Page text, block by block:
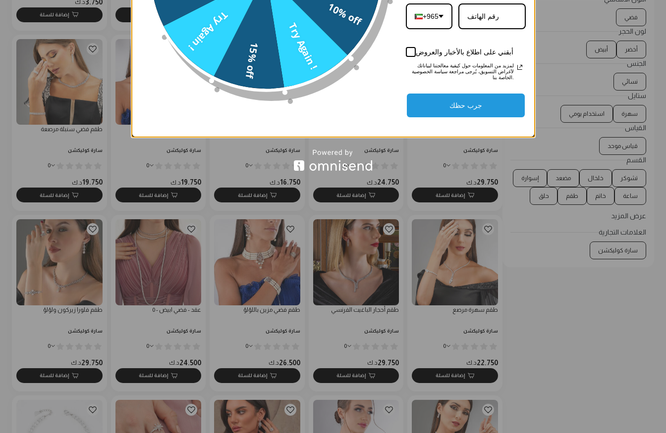
فضي
لون الحجر
أخضر أبيض
الجنس
نسائي
ستايل
سهرة استخدام يومي
القياس
قياس موحد
القسم
تشوكر خلخال مضعد إسوارة
ساعة خاتم طقم حلق
عرض المزيد
العلامات التجارية
سارة كوليكشن
19.750د.ك
إضافة للسلة
19.750 د.ك
إضافة للسلة
19.750 د.ك
إضافة للسلة إضافة للسلة
3.750د.ك
إضافة للسلة
سارة كوليكشن
0
29.750د.ك
إضافة للسلة
سارة كوليكشن
0
24.750د.ك
إضافة للسلة
سارة كوليكشن
0
16.750د.ك
إضافة للسلة
سارة كوليكشن
0
19.750د.ك
إضافة للسلة
طقم فضي سنبلة مرصعة
سارة كوليكشن
0
19.750د.ك
إضافة للسلة
طقم سهرة مرصع
سارة كوليكشن
0
22.750د.ك
إضافة للسلة
طقم أحجار الباغيت الفرنسي
سارة كوليكشن
0
29.750د.ك
إضافة للسلة
طقم فضي مزين باللؤلؤ
سارة كوليكشن
0
26.500د.ك
إضافة للسلة
عقد - فضي ابيض - 0
سارة كوليكشن
0
24.500د.ك
إضافة للسلة
طقم فلورا زيركون ولؤلؤ
سارة كوليكشن
0
29.750د.ك
إضافة للسلة
10% off
Try Again !
15% off
Try Again ! +965
أبقني على اطلاع بالأخبار والعروض
لمزيد من المعلومات حول كيفية معالجتنا لبياناتك
لأغراض التسويق، يُرجى مراجعة سياسة الخصوصية
جرب حظك